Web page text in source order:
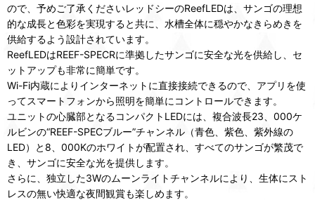
ので、予めご了承くださいレッドシーのReefLEDは、サンゴの理想
的な成長と色彩を実現すると共に、水槽全体に穏やかなきらめきを
供給するよう設計されています。
ReefLEDはREEF-SPECRに準拠したサンゴに安全な光を供給し、セ
ットアップも非常に簡単です。
Wi-Fi内蔵によりインターネットに直接接続できるので、アプリを使
ってスマートフォンから照明を簡単にコントロールできます。
ユニットの心臓部となるコンパクトLEDには、複合波長23、000ケ
ルビンの“REEF-SPECブルー”チャンネル（青色、紫色、紫外線の
LED）と8、000Kのホワイトが配置され、すべてのサンゴが繁茂で
き、サンゴに安全な光を提供します。
さらに、独立した3Wのムーンライトチャンネルにより、生体にスト
レスの無い快適な夜間観賞も楽しめます。